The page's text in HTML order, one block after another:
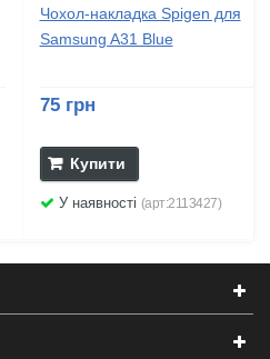
Чохол-накладка Spigen для
Samsung A31 Blue
75 грн
Купити
У наявності (арт:2113427)